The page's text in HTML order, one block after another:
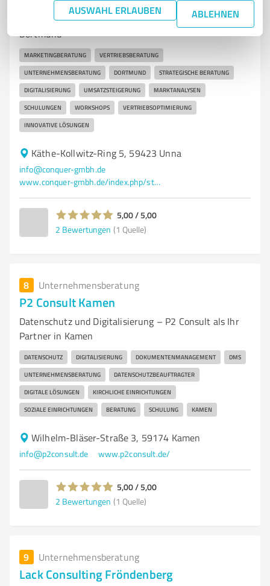
AUSWAHL ERLAUBEN ABLEHNEN
Marketing- und Vertriebsberatung für Unternehmen in
Dortmund
MARKETINGBERATUNG VERTRIEBSBERATUNG
UNTERNEHMENSBERATUNG DORTMUND STRATEGISCHE BERATUNG
DIGITALISIERUNG UMSATZSTEIGERUNG MARKTANALYSEN
SCHULUNGEN WORKSHOPS VERTRIEBSOPTIMIERUNG
INNOVATIVE LÖSUNGEN
Käthe-Kollwitz-Ring 5, 59423 Unna
info@conquer-gmbh.de
www.conquer-gmbh.de/index.php/startseite.html
5,00 / 5,00
2 Bewertungen (1 Quelle)
8 Unternehmensberatung
P2 Consult Kamen
Datenschutz und Digitalisierung – P2 Consult als Ihr
Partner in Kamen
DATENSCHUTZ DIGITALISIERUNG DOKUMENTENMANAGEMENT DMS
UNTERNEHMENSBERATUNG DATENSCHUTZBEAUFTRAGTER
DIGITALE LÖSUNGEN KIRCHLICHE EINRICHTUNGEN
SOZIALE EINRICHTUNGEN BERATUNG SCHULUNG KAMEN
Wilhelm-Bläser-Straße 3, 59174 Kamen
info@p2consult.de www.p2consult.de/
5,00 / 5,00
2 Bewertungen (1 Quelle)
9 Unternehmensberatung
Lack Consulting Fröndenberg